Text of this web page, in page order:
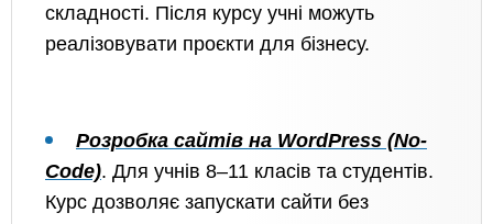
складності. Після курсу учні можуть
реалізовувати проєкти для бізнесу.
Розробка сайтів на WordPress (No-
Code). Для учнів 8–11 класів та студентів.
Курс дозволяє запускати сайти без